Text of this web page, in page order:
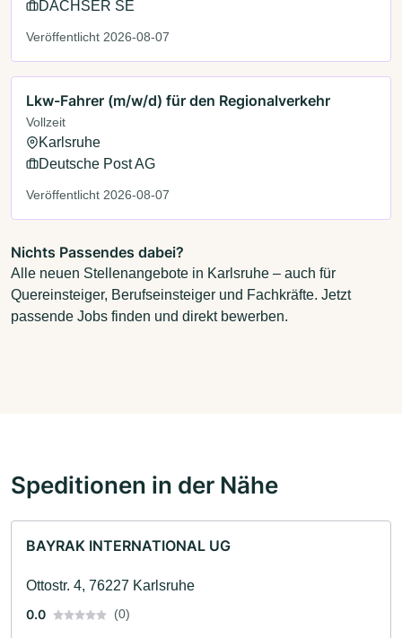
DACHSER SE
Veröffentlicht 2026-08-07
Lkw-Fahrer (m/w/d) für den Regionalverkehr
Vollzeit
Karlsruhe
Deutsche Post AG
Veröffentlicht 2026-08-07
Nichts Passendes dabei?
Alle neuen Stellenangebote in Karlsruhe – auch für
Quereinsteiger, Berufseinsteiger und Fachkräfte. Jetzt
passende Jobs finden und direkt bewerben.
Speditionen in der Nähe
BAYRAK INTERNATIONAL UG
Ottostr. 4, 76227 Karlsruhe
0.0
(0)